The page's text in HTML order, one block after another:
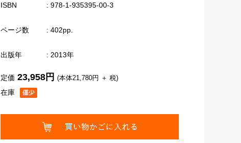
ISBN : 978-1-935395-00-3
ページ数 : 402pp.
出版年 : 2013年
在庫
定価 23,958円 (本体21,780円 ＋ 税)